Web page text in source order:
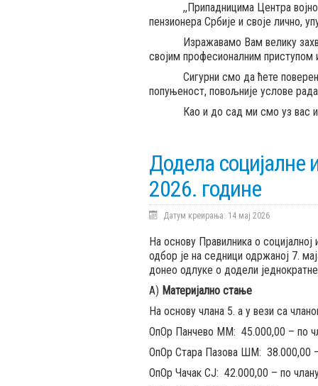
,,Припадницима Центра
пензионера Србије и своје лично,
Изражавамо Вам велику
својим професионалним приступом
Сигурни смо да ћете поверење
попуњеност, повољније услове
Као и до сад ми смо уз вас и
Додела социјалне
2026. године
Датум креирања: 14 мај 2026
На основу Правилника о
одбор је на седници одржаној 7.
донео одлуке о додели
А) Материјално стање
На основу члана 5. а у вези са
ОпОр Панчево ММ: 45.000,00 – по
ОпОр Стара Пазова ШМ: 38.000,00
ОпОр Чачак СЈ: 42.000,00 – по